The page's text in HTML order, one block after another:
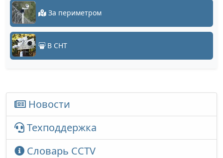
За периметром
В СНТ
Новости
Техподдержка
Словарь CCTV